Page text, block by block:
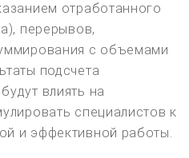
отработанного
перерывов,
с объемами
подсчета
влиять на
специалистов к
и эффективной работы.